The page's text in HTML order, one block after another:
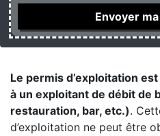
Le permis d’exploitation
à un exploitant de débit de
restauration, bar, etc.).
d’exploitation ne peut être